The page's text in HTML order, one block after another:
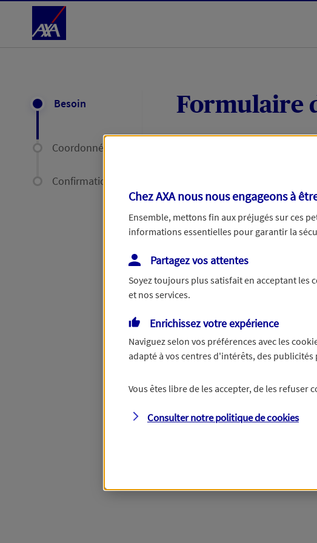
Accéder au Contenu
Besoin
Coordonnées
Confirmation
Formulaire
Votre message :
Vous disposez de droits sur les
Chez AXA nous nous engageons à
Ensemble, mettons fin aux préjugés sur ces
informations essentielles pour garantir la
Partagez vos attentes
Soyez toujours plus satisfait en acceptant les
et nos services.
Enrichissez votre expérience
Naviguez selon vos préférences avec les
adapté à vos centres d'intérêts, des
Vous êtes libre de les accepter, de les
Consulter notre politique decookies